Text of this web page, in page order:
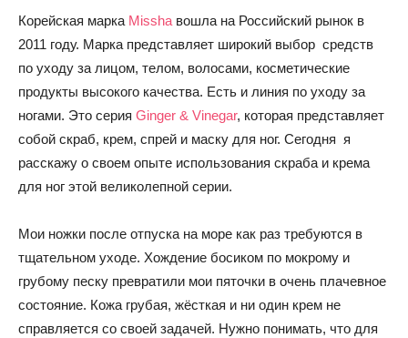
Корейская марка Missha вошла на Российский рынок в
2011 году. Марка представляет широкий выбор средств
по уходу за лицом, телом, волосами, косметические
продукты высокого качества. Есть и линия по уходу за
ногами. Это серия Ginger & Vinegar, которая представляет
собой скраб, крем, спрей и маску для ног. Сегодня я
расскажу о своем опыте использования скраба и крема
для ног этой великолепной серии.
Мои ножки после отпуска на море как раз требуются в
тщательном уходе. Хождение босиком по мокрому и
грубому песку превратили мои пяточки в очень плачевное
состояние. Кожа грубая, жёсткая и ни один крем не
справляется со своей задачей. Нужно понимать, что для